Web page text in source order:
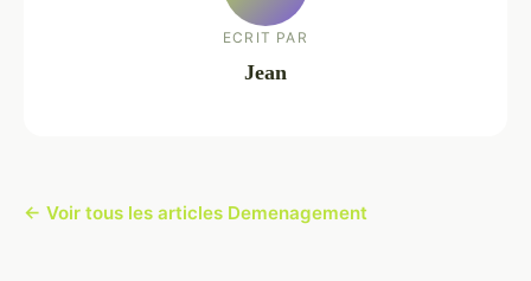
ECRIT PAR
Jean
← Voir tous les articles Demenagement